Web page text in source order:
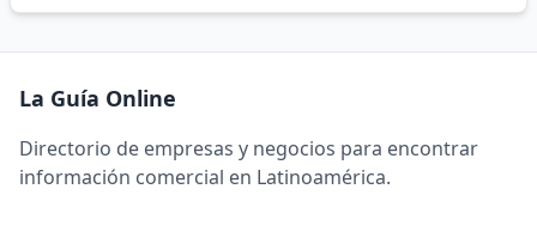
La Guía Online
Directorio de empresas y negocios para encontrar
información comercial en Latinoamérica.